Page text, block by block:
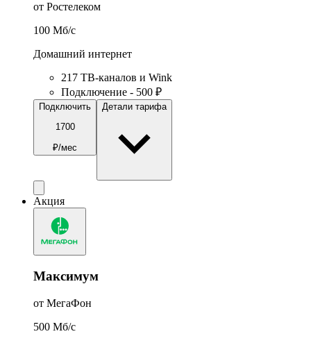
от Ростелеком
100 Мб/c
Домашний интернет
217 ТВ-каналов и Wink
Подключение - 500 ₽
Подключить
1700
₽/мес
Детали тарифа
Акция
Максимум
от МегаФон
500 Мб/c